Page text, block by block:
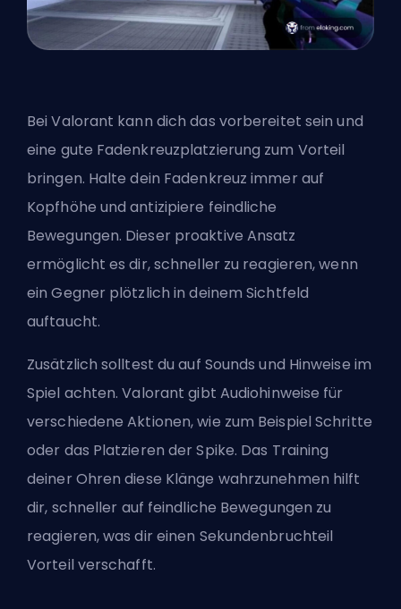
Bei Valorant kann dich das vorbereitet sein und
eine gute Fadenkreuzplatzierung zum Vorteil
bringen. Halte dein Fadenkreuz immer auf
Kopfhöhe und antizipiere feindliche
Bewegungen. Dieser proaktive Ansatz
ermöglicht es dir, schneller zu reagieren, wenn
ein Gegner plötzlich in deinem Sichtfeld
auftaucht.
Zusätzlich solltest du auf Sounds und Hinweise im
Spiel achten. Valorant gibt Audiohinweise für
verschiedene Aktionen, wie zum Beispiel Schritte
oder das Platzieren der Spike. Das Training
deiner Ohren diese Klänge wahrzunehmen hilft
dir, schneller auf feindliche Bewegungen zu
reagieren, was dir einen Sekundenbruchteil
Vorteil verschafft.